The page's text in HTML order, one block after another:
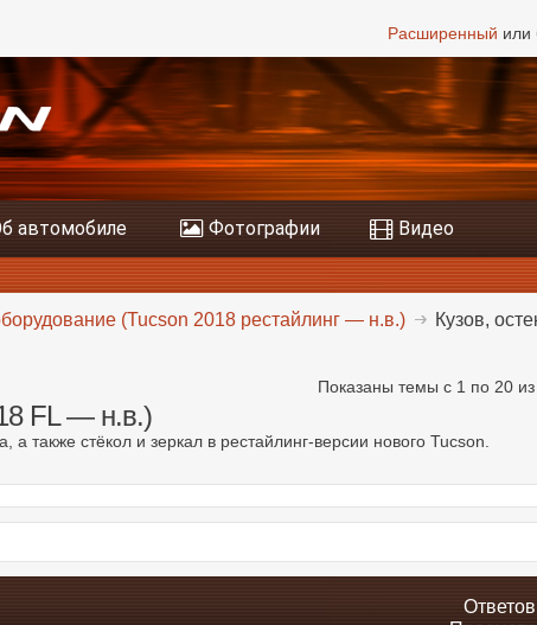
Расширенный или
автомобиле Фотографии Видео
(Tucson 2018 рестайлинг — н.в.) Кузов,
Показаны темы с 1 по 20
FL — н.в.)
также стёкол и зеркал в рестайлинг-версии нового Tucson.
Ответов